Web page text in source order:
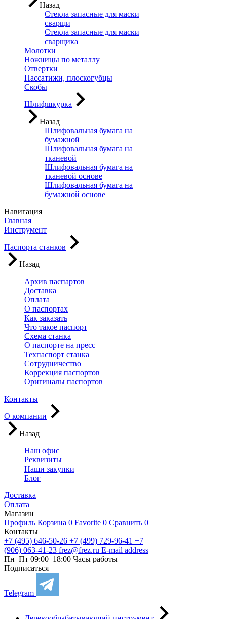
Назад
Стекла запасные для маски
сварщи
Стекла запасные для маски
сварщика
Молотки
Ножницы по металлу
Отвертки
Пассатижи, плоскогубцы
Скобы
Шлифшкурка
Назад
Шлифовальная бумага на
бумажной
Шлифовальная бумага на
тканевой
Шлифовальная бумага на
тканевой основе
Шлифовальная бумага на
бумажной основе
Навигация
Главная
Инструмент
Паспорта станков
Назад
Архив паспартов
Доставка
Оплата
О паспортах
Как заказать
Что такое паспорт
Схема станка
О паспорте на пресс
Техпаспорт станка
Сотрудничество
Коррекция паспортов
Оригиналы паспортов
Контакты
О компании
Назад
Наш офис
Реквизиты
Наши закупки
Блог
Доставка
Оплата
Магазин
Профиль Корзина 0 Favorite 0 Сравнить 0
Контакты
+7 (495) 646-50-26 +7 (499) 729-96-41 +7
(906) 063-41-23 frez@frez.ru E-mail address
Пн–Пт 09:00–18:00 Часы работы
Подписаться
Telegram